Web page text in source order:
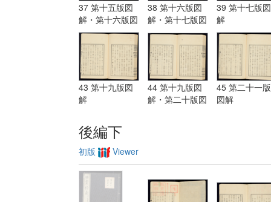
37 第十五版図
解・第十六版図
解
38 第十六版図
解・第十七版図
解
39 第十七版図
解
43 第十九版図
解
44 第十九版図
解・第二十版図
45 第二十一版
図解
後編下
初版 Viewer